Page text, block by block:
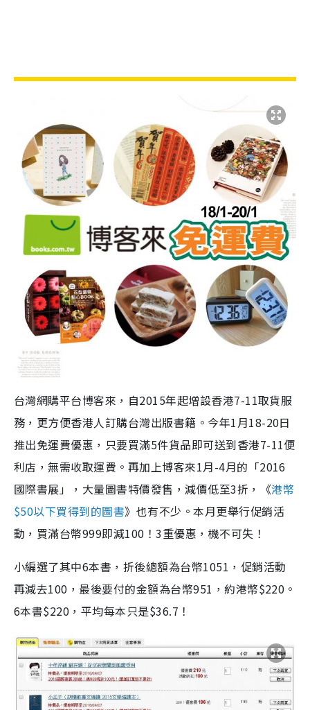
台灣網購平台博客來，自2015年起增設香港7-11取貨服
務，更方便香港人訂購台灣出版書籍。今年1月18-20日
推出免運費優惠，只要買滿5件貨品即可送到香港7-11便
利店，無需收取運費。再加上博客來1月-4月的「2016
國際書展」，大量圖書特價發售，減價低至3折，《港幣
$50以下買得到的圖書》也有不少。本月更舉行促銷活
動，買滿台幣999即減100！3重優惠，機不可失！
小編選了其中6本書，折後總額為台幣1051，促銷活動
再減去100，最後要付的金額為台幣951，約港幣$220。
6本書$220，平均每本只是$36.7！